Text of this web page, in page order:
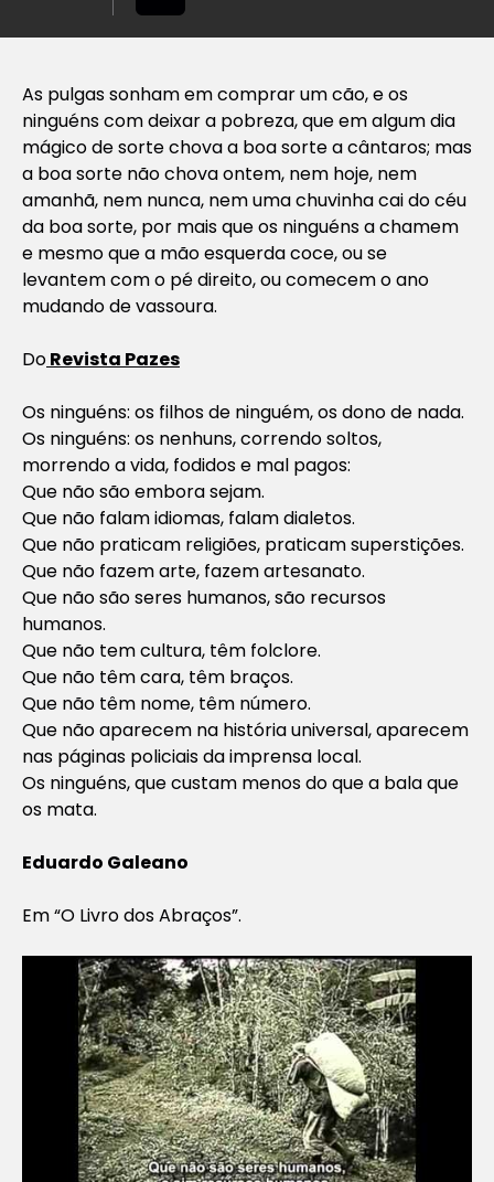
As pulgas sonham em comprar um cão, e os
ninguéns com deixar a pobreza, que em algum dia
mágico de sorte chova a boa sorte a cântaros; mas
a boa sorte não chova ontem, nem hoje, nem
amanhã, nem nunca, nem uma chuvinha cai do céu
da boa sorte, por mais que os ninguéns a chamem
e mesmo que a mão esquerda coce, ou se
levantem com o pé direito, ou comecem o ano
mudando de vassoura.
DoRevista Pazes
Os ninguéns: os filhos de ninguém, os dono de nada.
Os ninguéns: os nenhuns, correndo soltos,
morrendo a vida, fodidos e mal pagos:
Que não são embora sejam.
Que não falam idiomas, falam dialetos.
Que não praticam religiões, praticam superstições.
Que não fazem arte, fazem artesanato.
Que não são seres humanos, são recursos
humanos.
Que não tem cultura, têm folclore.
Que não têm cara, têm braços.
Que não têm nome, têm número.
Que não aparecem na história universal, aparecem
nas páginas policiais da imprensa local.
Os ninguéns, que custam menos do que a bala que
os mata.
Eduardo Galeano
Em “O Livro dos Abraços”.